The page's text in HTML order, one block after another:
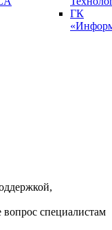
ГК
вопрос специалистам